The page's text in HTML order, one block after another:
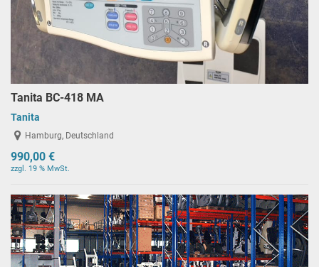
Tanita BC-418 MA
Tanita
Hamburg, Deutschland
990,00 €
zzgl. 19 % MwSt.